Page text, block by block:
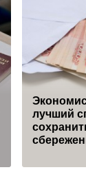
лучший